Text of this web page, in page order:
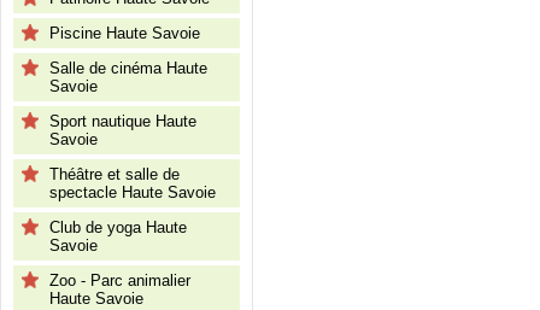
Piscine Haute Savoie
Salle de cinéma Haute
Savoie
Sport nautique Haute
Savoie
Théâtre et salle de
spectacle Haute Savoie
Club de yoga Haute
Savoie
Zoo - Parc animalier
Haute Savoie